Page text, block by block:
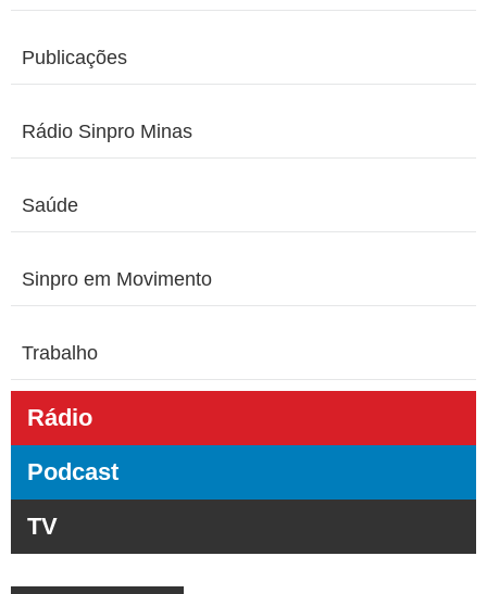
Publicações
Rádio Sinpro Minas
Saúde
Sinpro em Movimento
Trabalho
Rádio
Podcast
TV